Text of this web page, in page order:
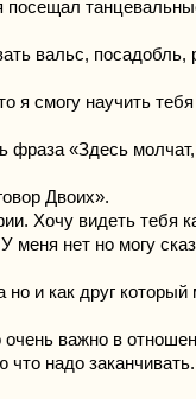
посещал
вальс, посадобль,
я смогу научить
фраза «Здесь
Двоих».
Хочу видеть тебя
меня нет но могу
и как друг который
важно в
надо